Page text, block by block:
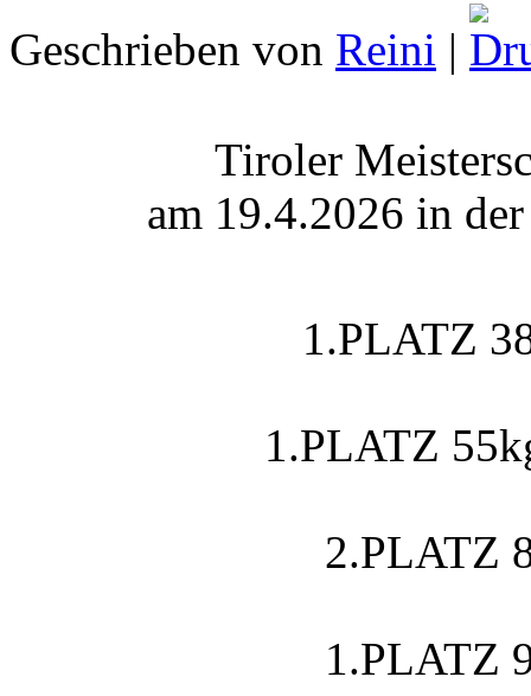
Geschrieben von Reini |
Tiroler
am 19.4.2026 in
1.PLATZ
1.PLATZ
2.PLATZ
1.PLATZ